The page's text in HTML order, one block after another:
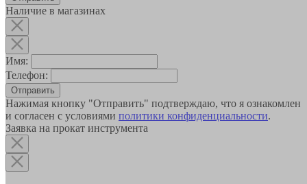
Наличие в магазинах
Имя:
Телефон:
Отправить
Нажимая кнопку "Отправить" подтверждаю, что я ознакомлен
и согласен с условиями политики конфиденциальности.
Заявка на прокат инструмента